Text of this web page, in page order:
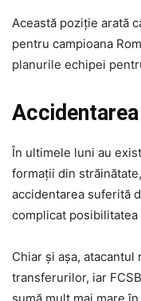
Această poziție arată
pentru campioana
planurile echipei
În ultimele luni au
formații din
accidentarea suferită
complicat
Chiar și așa,
transferurilor, iar
sumă mult mai mare